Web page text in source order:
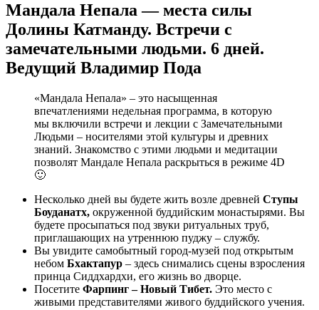
Мандала Непала — места силы
Долины Катманду. Встречи с
замечательными людьми. 6 дней.
Ведущий Владимир Пода
«Мандала Непала» – это насыщенная
впечатлениями недельная программа, в которую
мы включили встречи и лекции с Замечательными
Людьми – носителями этой культуры и древних
знаний. Знакомство с этими людьми и медитации
позволят Мандале Непала раскрыться в режиме 4D
🙂
Несколько дней вы будете жить возле древней Ступы
Боуданатх, окруженной буддийским монастырями. Вы
будете просыпаться под звуки ритуальных труб,
приглашающих на утреннюю пуджу – службу.
Вы увидите самобытный город-музей под открытым
небом Бхактапур – здесь снимались сцены взросления
принца Сиддхардхи, его жизнь во дворце.
Посетите Фарпинг – Новый Тибет. Это место с
живыми представителями живого буддийского учения.